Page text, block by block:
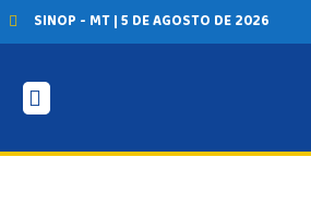
SINOP - MT | 5 DE AGOSTO DE 2026